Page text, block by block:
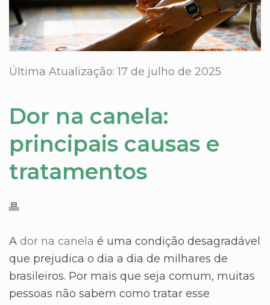
Última Atualização: 17 de julho de 2025
Dor na canela:
principais causas e
tratamentos
A dor na canela é uma condição desagradável
que prejudica o dia a dia de milhares de
brasileiros. Por mais que seja comum, muitas
pessoas não sabem como tratar esse